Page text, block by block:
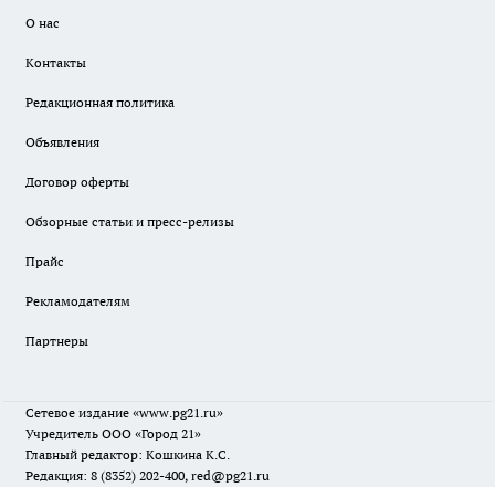
О нас
Контакты
Редакционная политика
Объявления
Договор оферты
Обзорные статьи и пресс-релизы
Прайс
Рекламодателям
Партнеры
Сетевое издание «www.pg21.ru»
Учредитель ООО «Город 21»
Главный редактор: Кошкина К.С.
Редакция: 8 (8352) 202-400, red@pg21.ru